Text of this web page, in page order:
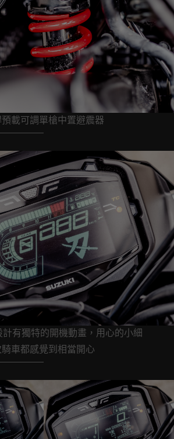
載可調單槍中置避震器
有獨特的開機動畫，用心的小細
車都感覺到相當開心